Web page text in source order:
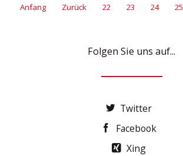
Anfang Zurück 22 23 24 25
Folgen Sie uns auf...
Twitter
Facebook
Xing